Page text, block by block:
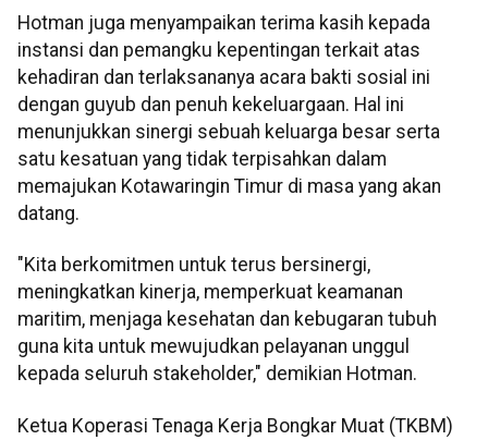
Hotman juga menyampaikan terima kasih kepada
instansi dan pemangku kepentingan terkait atas
kehadiran dan terlaksananya acara bakti sosial ini
dengan guyub dan penuh kekeluargaan. Hal ini
menunjukkan sinergi sebuah keluarga besar serta
satu kesatuan yang tidak terpisahkan dalam
memajukan Kotawaringin Timur di masa yang akan
datang.
"Kita berkomitmen untuk terus bersinergi,
meningkatkan kinerja, memperkuat keamanan
maritim, menjaga kesehatan dan kebugaran tubuh
guna kita untuk mewujudkan pelayanan unggul
kepada seluruh stakeholder," demikian Hotman.
Ketua Koperasi Tenaga Kerja Bongkar Muat (TKBM)